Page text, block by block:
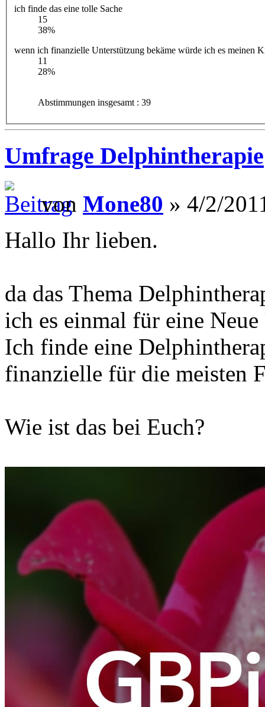
ich finde das eine tolle Sache
15
38%
wenn ich finanzielle Unterstützung bekäme würde ich es meinen
11
28%
Abstimmungen insgesamt : 39
Umfrage Delphintherapie
von Mone80 » 4/2/
Hallo Ihr lieben.
da das Thema
ich es einmal für eine
Ich finde eine
finanzielle für die meisten
Wie ist das bei Euch?